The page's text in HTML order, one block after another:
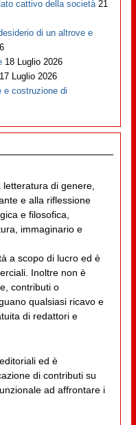
cattivo della società 21
di un altrove e
18 Luglio 2026
17 Luglio 2026
e costruzione di
di genere,
e alla riflessione
e filosofica,
immaginario e
a scopo di lucro ed è
Inoltre non è
contributi o
qualsiasi ricavo e
di redattori e
ed è
di contributi su
ad affrontare i